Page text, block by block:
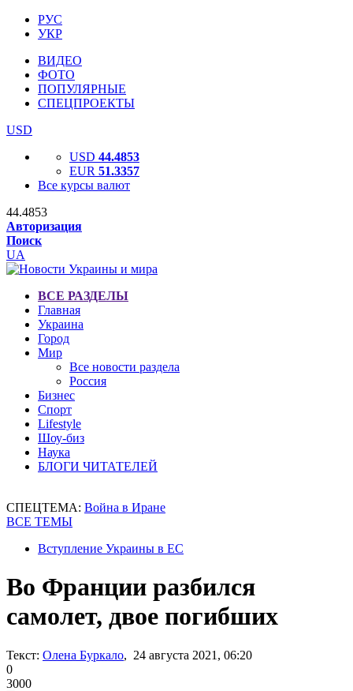
РУС
УКР
ВИДЕО
ФОТО
ПОПУЛЯРНЫЕ
СПЕЦПРОЕКТЫ
USD
USD 44.4853
EUR 51.3357
Все курсы валют
44.4853
Авторизация
Поиск
UA
ВСЕ РАЗДЕЛЫ
Главная
Украина
Город
Мир
Все новости раздела
Россия
Бизнес
Спорт
Lifestyle
Шоу-биз
Наука
БЛОГИ ЧИТАТЕЛЕЙ
СПЕЦТЕМА: Война в Иране
ВСЕ ТЕМЫ
Вступление Украины в ЕС
Во Франции разбился
самолет, двое погибших
Текст: Олена Буркало, 24 августа 2021, 06:20
0
3000